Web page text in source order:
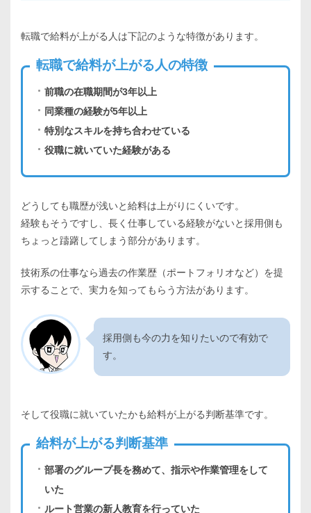
転職で給料が上がる人は下記のような特徴があります。
転職で給料が上がる人の特徴
前職の在職期間が3年以上
同業種の経験が5年以上
特別なスキルを持ち合わせている
役職に就いていた経験がある
どうしても職歴が浅いと給料は上がりにくいです。
経験もそうですし、長く仕事している経験がないと採用側も
ちょっと躊躇してしまう部分があります。
技術系の仕事なら過去の作業歴（ポートフォリオなど）を提
示することで、実力を知ってもらう方法があります。
採用側も今の力を知りたいので有効で
す。
そして役職に就いていたかも給料が上がる判断基準です。
給料が上がる判断基準
部署のグループ長を務めて、指示や作業管理をして
いた
ルート営業の新人教育を行っていた